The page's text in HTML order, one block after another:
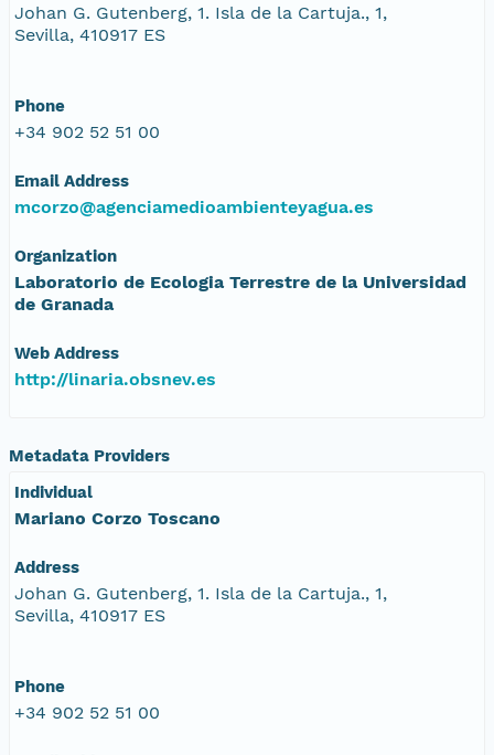
Johan G. Gutenberg, 1. Isla de la Cartuja., 1,
Sevilla, 410917 ES
Phone
+34 902 52 51 00
Email Address
mcorzo@agenciamedioambienteyagua.es
Organization
Laboratorio de Ecologia Terrestre de la Universidad
de Granada
Web Address
http://linaria.obsnev.es
Metadata Providers
Individual
Mariano Corzo Toscano
Address
Johan G. Gutenberg, 1. Isla de la Cartuja., 1,
Sevilla, 410917 ES
Phone
+34 902 52 51 00